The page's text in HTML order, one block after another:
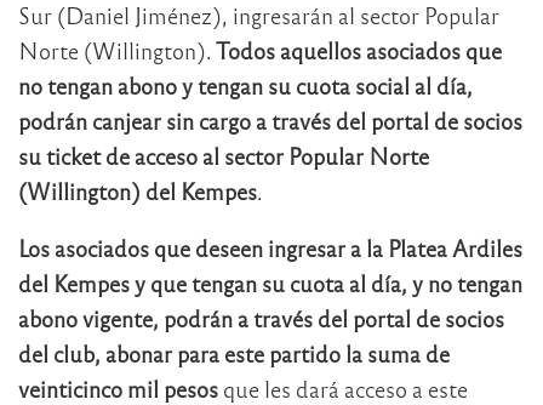
Sur (Daniel Jiménez), ingresarán al sector Popular
Norte (Willington). Todos aquellos asociados que
no tengan abono y tengan su cuota social al día,
podrán canjear sin cargo a través del portal de socios
su ticket de acceso al sector Popular Norte
(Willington) del Kempes.
Los asociados que deseen ingresar a la Platea Ardiles
del Kempes y que tengan su cuota al día, y no tengan
abono vigente, podrán a través del portal de socios
del club, abonar para este partido la suma de
veinticinco mil pesos que les dará acceso a este